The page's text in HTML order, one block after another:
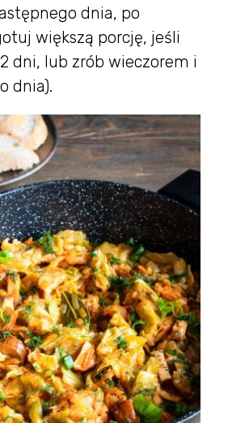
dnia, po
większą porcję, jeśli
dni, lub zrób wieczorem i
dnia).